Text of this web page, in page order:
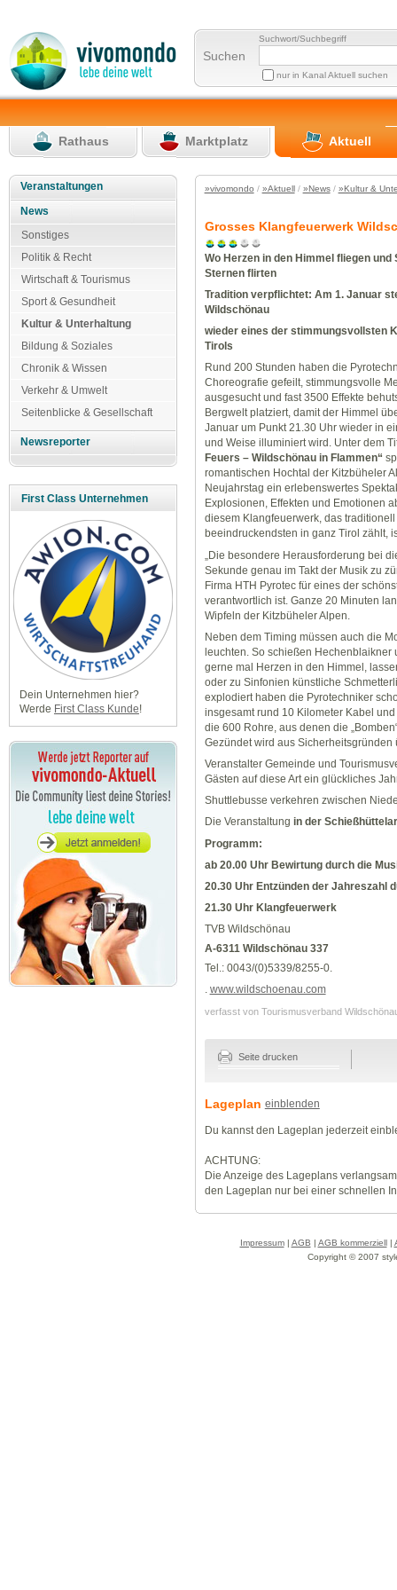
Suchen
Suchwort/Suchbegriff
nur in Kanal Aktuell suchen
Rathaus Marktplatz Aktuell
Veranstaltungen
News
Sonstiges
Politik & Recht
Wirtschaft & Tourismus
Sport & Gesundheit
Kultur & Unterhaltung
Bildung & Soziales
Chronik & Wissen
Verkehr & Umwelt
Seitenblicke & Gesellschaft
Newsreporter
First Class Unternehmen
Dein Unternehmen hier?
Werde First Class Kunde!
»vivomondo / »Aktuell/ »News/ »Kultur &
Grosses Klangfeuerwerk
Wo Herzen in den Himmel fliegen und
Sternen flirten
Tradition verpflichtet: Am 1. Januar
Wildschönau
wieder eines der stimmungsvollsten
Tirols
Rund 200 Stunden haben die
Choreografie gefeilt, stimmungsvolle
ausgesucht und fast 3500 Effekte
Bergwelt platziert, damit der Himmel
Januar um Punkt 21.30 Uhr wieder in
und Weise illuminiert wird. Unter dem
Feuers – Wildschönau in Flammen“
romantischen Hochtal der Kitzbüheler
Neujahrstag ein erlebenswertes
Explosionen, Effekten und Emotionen
diesem Klangfeuerwerk, das
beeindruckendsten in ganz Tirol zählt,
„Die besondere Herausforderung bei
Sekunde genau im Takt der Musik zu
Firma HTH Pyrotec für eines der
verantwortlich ist. Ganze 20 Minuten
Wipfeln der Kitzbüheler Alpen.
Neben dem Timing müssen auch die
leuchten. So schießen
gerne mal Herzen in den Himmel,
oder zu Sinfonien künstliche
explodiert haben die Pyrotechniker
insgesamt rund 10 Kilometer Kabel
die 600 Rohre, aus denen die
Gezündet wird aus
Veranstalter Gemeinde und
Gästen auf diese Art ein glückliches
Shuttlebusse verkehren zwischen
Die Veranstaltung in der
Programm:
ab 20.00 Uhr Bewirtung durch die
20.30 Uhr Entzünden der Jahreszahl
21.30 Uhr Klangfeuerwerk
TVB Wildschönau
A-6311 Wildschönau 337
Tel.: 0043/(0)5339/8255-0.
. www.wildschoenau.com
verfasst von Tourismusverband
Seite drucken
Lageplan einblenden
Du kannst den Lageplan jederzeit
ACHTUNG:
Die Anzeige des Lageplans
den Lageplan nur bei einer schnellen
Impressum| AGB | AGB kommerziell|
Copyright © 2007